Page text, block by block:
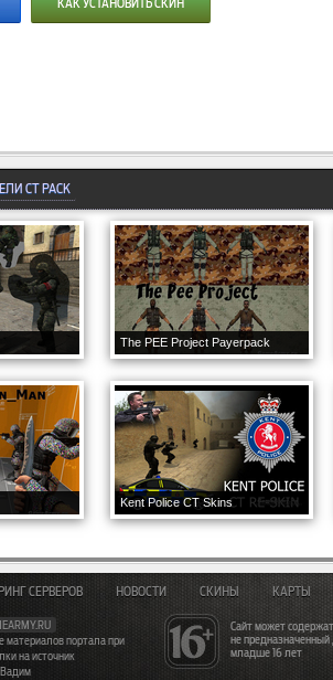
КАК УСТАНОВИТЬ СКИН
CT PACK
The PEE Project Payerpack
Kent Police CT Skins
Сайт может
не
младше 16 лет
СЕРВЕРОВ НОВОСТИ СКИНЫ КАРТЫ
материалов портала при
на источник
Вадим